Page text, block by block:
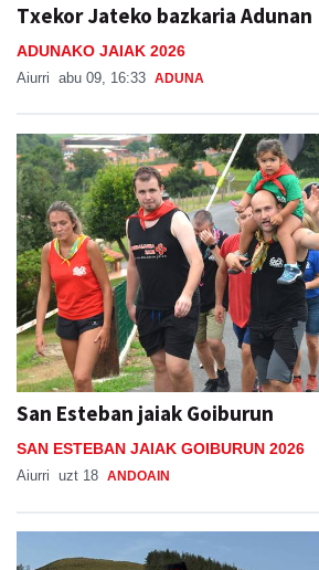
Txekor Jateko bazkaria Adunan
ADUNAKO JAIAK 2026
Aiurri abu 09, 16:33 ADUNA
San Esteban jaiak Goiburun
SAN ESTEBAN JAIAK GOIBURUN 2026
Aiurri uzt 18 ANDOAIN